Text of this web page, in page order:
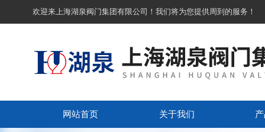
欢迎来上海湖泉阀门集团有限公司！我们将为您提供周到的服务！
网站首页 关于我们